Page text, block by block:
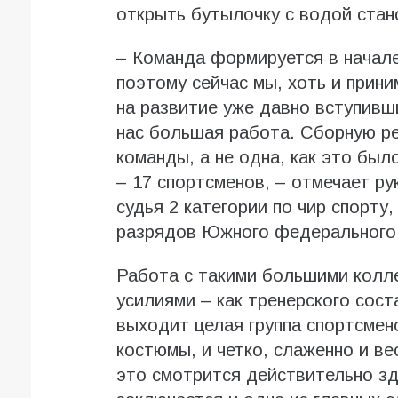
открыть бутылочку с водой
– Команда формируется в
поэтому сейчас мы, хоть и
на развитие уже давно
нас большая работа. Сборную
команды, а не одна, как это
– 17 спортсменов, – отмечает
судья 2 категории по чир
разрядов Южного
Работа с такими большими
усилиями – как тренерского
выходит целая группа
костюмы, и четко, слаженно и
это смотрится действительно